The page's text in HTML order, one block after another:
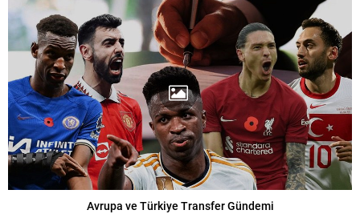
Avrupa ve Türkiye Transfer Gündemi